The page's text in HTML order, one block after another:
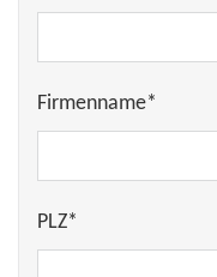
Firmenname*
PLZ*